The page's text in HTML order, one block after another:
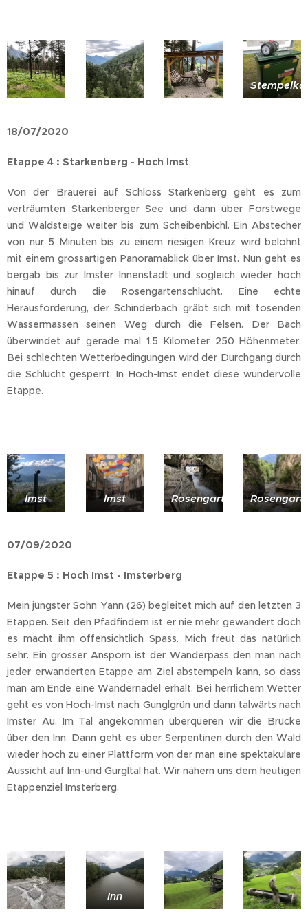
18/07/2020
Etappe 4 : Starkenberg - Hoch Imst
Von der Brauerei auf Schloss Starkenberg geht es zum
verträumten Starkenberger See und dann über Forstwege
und Waldsteige weiter bis zum Scheibenbichl. Ein Abstecher
von nur 5 Minuten bis zu einem riesigen Kreuz wird belohnt
mit einem grossartigen Panoramablick über Imst. Nun geht es
bergab bis zur Imster Innenstadt und sogleich wieder hoch
hinauf durch die Rosengartenschlucht. Eine echte
Herausforderung, der Schinderbach gräbt sich mit tosenden
Wassermassen seinen Weg durch die Felsen. Der Bach
überwindet auf gerade mal 1,5 Kilometer 250 Höhenmeter.
Bei schlechten Wetterbedingungen wird der Durchgang durch
die Schlucht gesperrt. In Hoch-Imst endet diese wundervolle
Etappe.
Imst Imst Rosengartenschlucht
07/09/2020
Etappe 5 : Hoch Imst - Imsterberg
Mein jüngster Sohn Yann (26) begleitet mich auf den letzten 3
Etappen. Seit den Pfadfindern ist er nie mehr gewandert doch
es macht ihm offensichtlich Spass. Mich freut das natürlich
sehr. Ein grosser Ansporn ist der Wanderpass den man nach
jeder erwanderten Etappe am Ziel abstempeln kann, so dass
man am Ende eine Wandernadel erhält. Bei herrlichem Wetter
geht es von Hoch-Imst nach Gunglgrün und dann talwärts nach
Imster Au. Im Tal angekommen überqueren wir die Brücke
über den Inn. Dann geht es über Serpentinen durch den Wald
wieder hoch zu einer Plattform von der man eine spektakuläre
Aussicht auf Inn-und Gurgltal hat. Wir nähern uns dem heutigen
Etappenziel Imsterberg.
Inn